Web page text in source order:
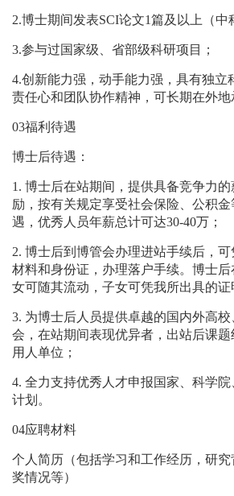
2.博士期间发表SCI论文1篇及以上（中
3.参与过国家级、省部级科研项目；
4.创新能力强，动手能力强，具有独立
责任心和团队协作精神，可长期在外地
03福利待遇
博士后待遇：
1. 博士后在站期间，提供具备竞争力
励，按有关规定享受社会保险、公积金
遇，优秀人员年薪总计可达30-40万；
2. 博士后到博管会办理进站手续后，
材料和身份证，办理落户手续。博士
女可随其流动，子女可凭我所出具的证
3. 为博士后人员提供卓越的国内外高
会，在站期间表现优异者，出站后课
用人单位；
4. 全力支持优秀人才申报国家、科学
计划。
04应聘材料
个人简历（包括学习和工作经历，研
奖情况等）